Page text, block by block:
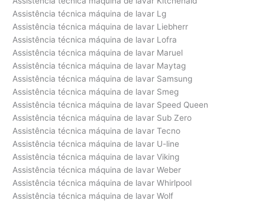
Assistência técnica máquina de lavar Lg
Assistência técnica máquina de lavar Liebherr
Assistência técnica máquina de lavar Lofra
Assistência técnica máquina de lavar Maruel
Assistência técnica máquina de lavar Maytag
Assistência técnica máquina de lavar Samsung
Assistência técnica máquina de lavar Smeg
Assistência técnica máquina de lavar Speed Queen
Assistência técnica máquina de lavar Sub Zero
Assistência técnica máquina de lavar Tecno
Assistência técnica máquina de lavar U-line
Assistência técnica máquina de lavar Viking
Assistência técnica máquina de lavar Weber
Assistência técnica máquina de lavar Whirlpool
Assistência técnica máquina de lavar Wolf